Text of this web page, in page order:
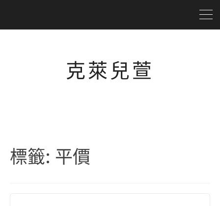
克萊兒萱
標籤: 平價